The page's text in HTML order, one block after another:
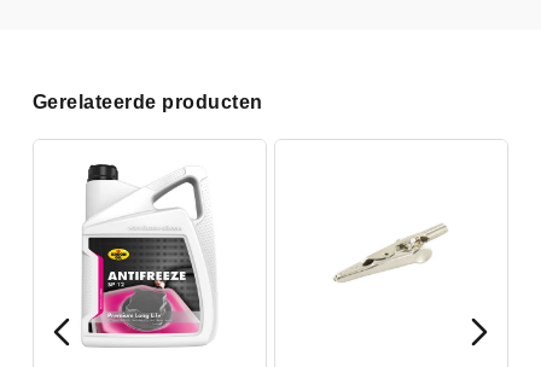
Gerelateerde producten